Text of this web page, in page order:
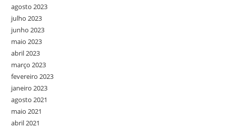
agosto 2023
julho 2023
junho 2023
maio 2023
abril 2023
março 2023
fevereiro 2023
janeiro 2023
agosto 2021
maio 2021
abril 2021